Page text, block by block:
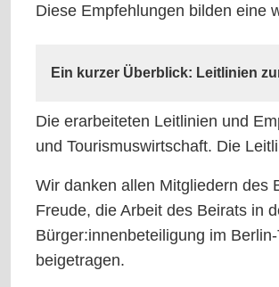
Diese Empfehlungen bilden eine
zur
Ein kurzer Überblick: Leitlinien
Die erarbeiteten Leitlinien und
und Tourismuswirtschaft. Die
Wir danken allen Mitgliedern des
Freude, die Arbeit des Beirats in
Bürger:innenbeteiligung im
beigetragen.